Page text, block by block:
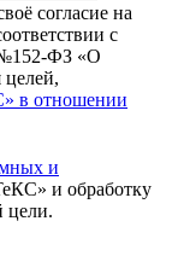
согласие на
с
№152-ФЗ «О
в отношении
и
и обработку
цели.